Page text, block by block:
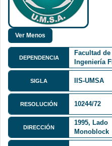
DEPENDENCIA
Facultad de
Ingeniería FI
SIGLA IIS-UMSA
RESOLUCIÓN 10244/72
DIRECCIÓN
Av. Villazón
1995, Lado
Monoblock
Central